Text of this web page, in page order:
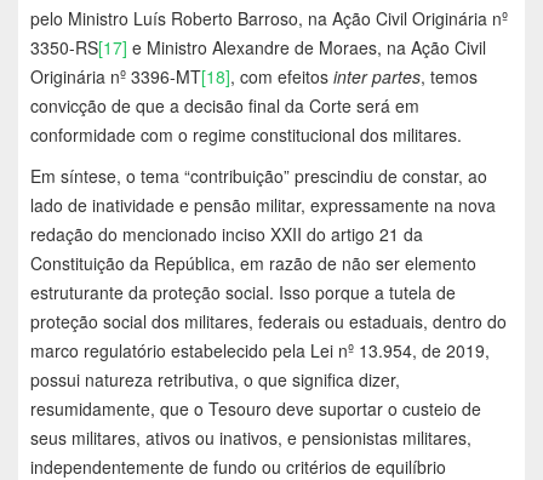
pelo Ministro Luís Roberto Barroso, na Ação Civil Originária nº
3350-RS[17] e Ministro Alexandre de Moraes, na Ação Civil
Originária nº 3396-MT[18], com efeitos inter partes, temos
convicção de que a decisão final da Corte será em
conformidade com o regime constitucional dos militares.
Em síntese, o tema “contribuição” prescindiu de constar, ao
lado de inatividade e pensão militar, expressamente na nova
redação do mencionado inciso XXII do artigo 21 da
Constituição da República, em razão de não ser elemento
estruturante da proteção social. Isso porque a tutela de
proteção social dos militares, federais ou estaduais, dentro do
marco regulatório estabelecido pela Lei nº 13.954, de 2019,
possui natureza retributiva, o que significa dizer,
resumidamente, que o Tesouro deve suportar o custeio de
seus militares, ativos ou inativos, e pensionistas militares,
independentemente de fundo ou critérios de equilíbrio